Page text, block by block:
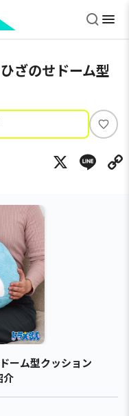
ざのせドーム型
い
ね
X
ーム型クッション
介